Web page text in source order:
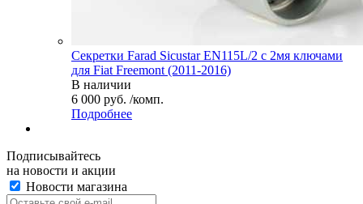
Секретки Farad Sicustar EN115L/2 с 2мя ключами
для Fiat Freemont (2011-2016)
В наличии
6 000 руб. /комп.
Подробнее
Подписывайтесь
на новости и акции
Новости магазина